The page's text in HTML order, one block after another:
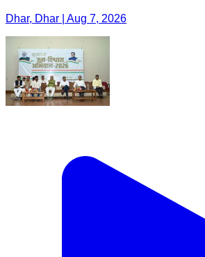
Dhar, Dhar | Aug 7, 2026